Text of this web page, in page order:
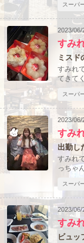
スーパ
2023/06/
すみ
ミスド
すみれ
てきて
スーパ
2023/06/
すみ
出勤し
すみれ
っちゃ
スーパ
2023/06/
すみ
ビュッ